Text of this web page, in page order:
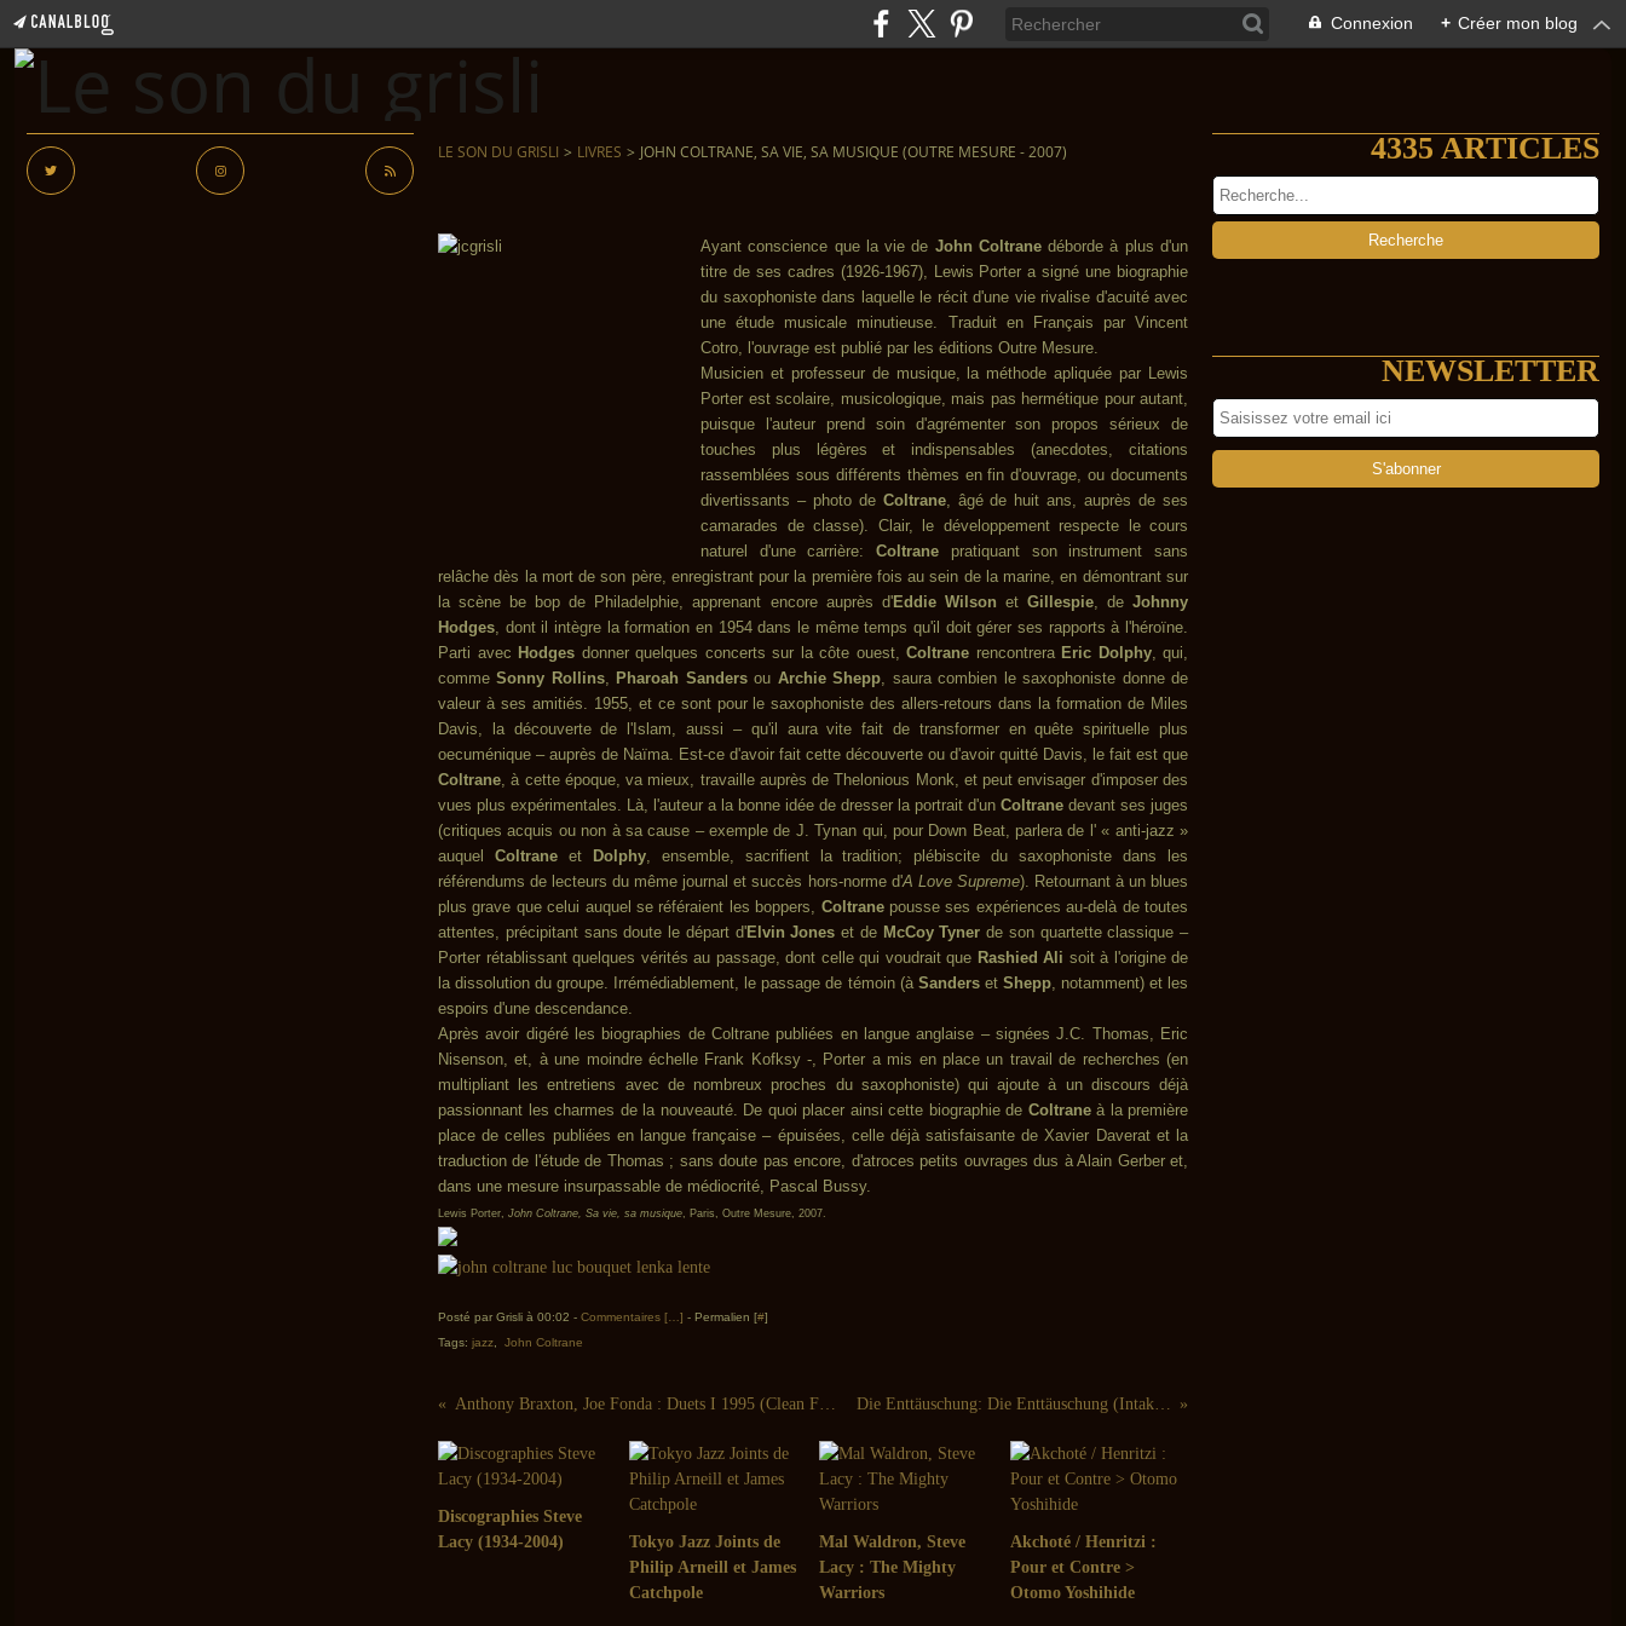
Connexion + Créer mon blog
LE SON DU GRISLI > LIVRES > JOHN COLTRANE, SA VIE, SA MUSIQUE (OUTRE MESURE - 2007)
Ayant conscience que la vie de John Coltranedéborde à plus d'un
titre de ses cadres (1926-1967), Lewis Porter a signé une biographie
du saxophoniste dans laquelle le récit d'une vie rivalise d'acuité avec
une étude musicale minutieuse. Traduit en Français par Vincent
Cotro, l'ouvrage est publié par les éditions Outre Mesure.
Musicien et professeur de musique, la méthode apliquée par Lewis
Porter est scolaire, musicologique, mais pas hermétique pour autant,
puisque l'auteur prend soin d'agrémenter son propos sérieux de
touches plus légères et indispensables (anecdotes, citations
rassemblées sous différents thèmes en fin d'ouvrage, ou documents
divertissants – photo de Coltrane, âgé de huit ans, auprès de ses
camarades de classe). Clair, le développement respecte le cours
naturel d'une carrière:Coltrane pratiquant son instrument sans
relâche dès la mort de son père, enregistrant pour la première fois au sein de la marine, en démontrant sur
la scène be bop de Philadelphie, apprenant encore auprès d'Eddie Wilson et Gillespie, deJohnny
Hodges, dont il intègre la formation en 1954 dans le même temps qu'il doit gérer ses rapports à l'héroïne.
Parti avec Hodges donner quelques concerts sur la côte ouest, Coltrane rencontrera Eric Dolphy, qui,
commeSonny Rollins, Pharoah Sandersou Archie Shepp, saura combien le saxophoniste donne de
valeur à ses amitiés. 1955, et ce sont pour le saxophoniste des allers-retours dans la formation de Miles
Davis, la découverte de l'Islam, aussi – qu'il aura vite fait de transformer en quête spirituelle plus
oecuménique – auprès de Naïma. Est-ce d'avoir fait cette découverte ou d'avoir quitté Davis, le fait est que
Coltrane, à cette époque, va mieux, travaille auprès de Thelonious Monk, et peut envisager d'imposer des
vues plus expérimentales. Là, l'auteur a la bonne idée de dresser la portrait d'un Coltrane devant ses juges
(critiques acquis ou non à sa cause – exemple de J. Tynan qui, pour Down Beat, parlera de l' « anti-jazz »
auquel Coltraneet Dolphy, ensemble, sacrifient la tradition; plébiscite du saxophoniste dans les
référendums de lecteurs du même journal et succès hors-norme d'A Love Supreme). Retournant à un blues
plus grave que celui auquel se référaient les boppers, Coltranepousse ses expériences au-delà de toutes
attentes, précipitant sans doute le départ d'Elvin Jones et de McCoy Tyner de son quartette classique –
Porter rétablissant quelques vérités au passage, dont celle qui voudrait que Rashied Ali soit à l'origine de
la dissolution du groupe. Irrémédiablement, le passage de témoin (à Sanderset Shepp, notamment) et les
espoirs d'une descendance.
Après avoir digéré les biographies de Coltrane publiées en langue anglaise – signées J.C. Thomas, Eric
Nisenson, et, à une moindre échelle Frank Kofksy -, Porter a mis en place un travail de recherches (en
multipliant les entretiens avec de nombreux proches du saxophoniste) qui ajoute à un discours déjà
passionnant les charmes de la nouveauté. De quoi placer ainsi cette biographie de Coltraneà la première
place de celles publiées en langue française – épuisées, celle déjà satisfaisante de Xavier Daverat et la
traduction de l'étude de Thomas ; sans doute pas encore, d'atroces petits ouvrages dus à Alain Gerber et,
dans une mesure insurpassable de médiocrité, Pascal Bussy.
Lewis Porter, John Coltrane, Sa vie, sa musique, Paris, Outre Mesure, 2007.
Posté par Grisli à 00:02 - Commentaires [ ] - Permalien [#]
Tags: jazz John Coltrane
Anthony Braxton, Joe Fonda : Duets I 1995 (Clean Feed, 2007) Die Enttäuschung: Die Enttäuschung (Intakt - 2007)
Discographies Steve
Lacy (1934-2004)
Tokyo Jazz Joints de
Philip Arneill et James
Catchpole
Mal Waldron, Steve
Lacy : The Mighty
Warriors
Akchoté / Henritzi :
Pour et Contre >
Otomo Yoshihide
4335 ARTICLES
NEWSLETTER